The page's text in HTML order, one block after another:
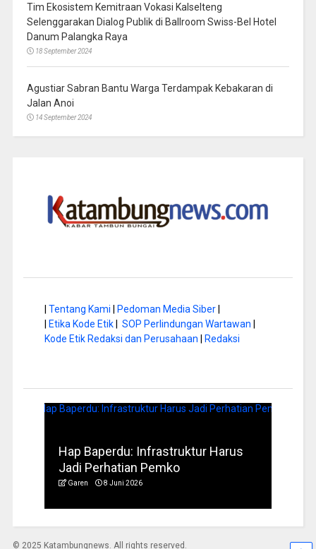
Tim Ekosistem Kemitraan Vokasi Kalselteng
Selenggarakan Dialog Publik di Ballroom Swiss-Bel Hotel
Danum Palangka Raya
18 September 2024
Agustiar Sabran Bantu Warga Terdampak Kebakaran di
Jalan Anoi
14 September 2024
Tentang Kami Pedoman Media Siber|
Etika Kode Etik| SOP Perlindungan Wartawan
Kode Etik Redaksi dan Perusahaan
Redaksi
Hap Baperdu: Infrastruktur Harus
Jadi Perhatian Pemko
Garen 8 Juni 2026
© 2025 Katambungnews. All rights reserved.